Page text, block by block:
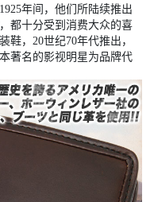
年间，他们所陆续推出
都十分受到消费大众的喜
鞋，20世纪70年代推出，
著名的影视明星为品牌代